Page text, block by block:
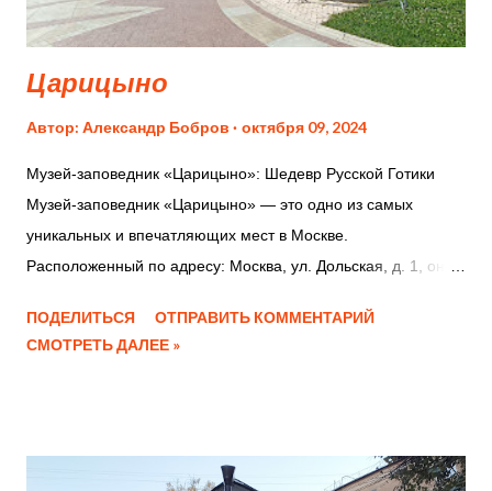
Петровская набережная Петровская набережная
Царицыно
Автор: Александр Бобров октября 09, 2024
Музей-заповедник «Царицыно»: Шедевр Русской Готики
Музей-заповедник «Царицыно» — это одно из самых
уникальных и впечатляющих мест в Москве.
Расположенный по адресу: Москва, ул. Дольская, д. 1, он
ландшафтный ансамбль, который рассказывает
драматичную историю амбиций Екатерины II, творческих
искусством. История и архитектура: От замысла до наших
ПОДЕЛИТЬСЯ
ОТПРАВИТЬ КОММЕНТАРИЙ
СМОТРЕТЬ ДАЛЕЕ »